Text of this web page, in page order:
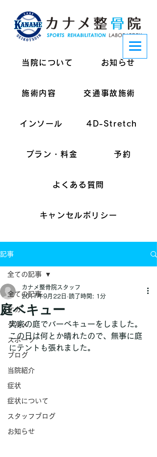
当院について お知らせ
施術内容 交通事故施術
インソール 4D-Stretch
プラン・料金 予約
よくある質問
キャンセルポリシー
記事
全ての記事
ケガ
グルメ
スポーツ
ブログ
当院紹介
症状
症状について
スタッフブログ
お知らせ
全ての記事
庭ベキュー
カナメ整骨院スタッフ
2017年9月22日 読了時間: 1分
実家の庭でバーベキューをしました。
この日は何とか晴れたので、無事に庭
にテントも張れました。